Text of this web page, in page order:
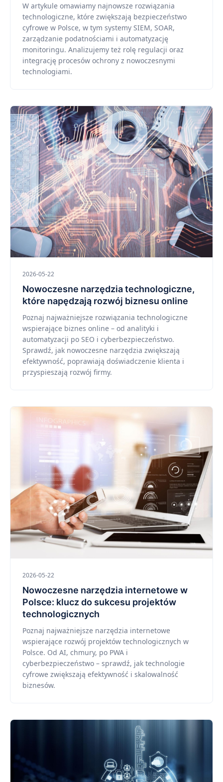
W artykule omawiamy najnowsze rozwiązania
technologiczne, które zwiększają bezpieczeństwo
cyfrowe w Polsce, w tym systemy SIEM, SOAR,
zarządzanie podatnościami i automatyzację
monitoringu. Analizujemy też rolę regulacji oraz
integrację procesów ochrony z nowoczesnymi
technologiami.
2026-05-22
Nowoczesne narzędzia technologiczne,
które napędzają rozwój biznesu online
Poznaj najważniejsze rozwiązania technologiczne
wspierające biznes online – od analityki i
automatyzacji po SEO i cyberbezpieczeństwo.
Sprawdź, jak nowoczesne narzędzia zwiększają
efektywność, poprawiają doświadczenie klienta i
przyspieszają rozwój firmy.
2026-05-22
Nowoczesne narzędzia internetowe w
Polsce: klucz do sukcesu projektów
technologicznych
Poznaj najważniejsze narzędzia internetowe
wspierające rozwój projektów technologicznych w
Polsce. Od AI, chmury, po PWA i
cyberbezpieczeństwo – sprawdź, jak technologie
cyfrowe zwiększają efektywność i skalowalność
biznesów.